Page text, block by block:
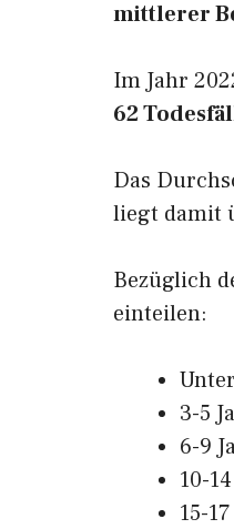
mittlerer
Im Jahr
62
Das
liegt damit
Bezüglich
einteilen:
3-5
6-9
10-
15-